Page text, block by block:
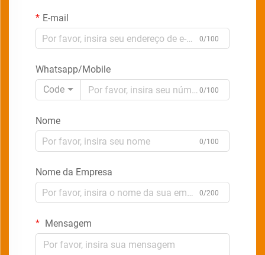
E-mail
0/100
Whatsapp/Mobile
Code
0/100
Nome
0/100
Nome da Empresa
0/200
Mensagem